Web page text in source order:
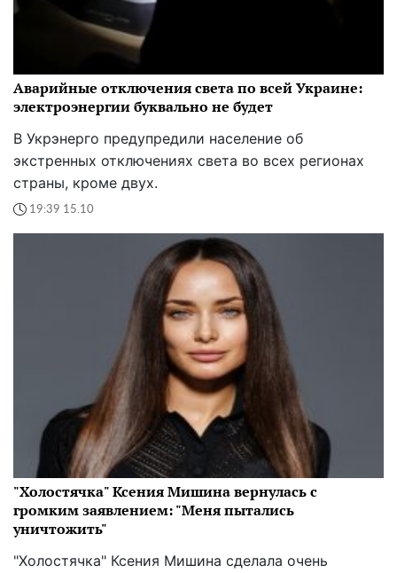
Аварийные отключения света по всей Украине:
электроэнергии буквально не будет
В Укрэнерго предупредили население об
экстренных отключениях света во всех регионах
страны, кроме двух.
19:39 15.10
"Холостячка" Ксения Мишина вернулась с
громким заявлением: "Меня пытались
уничтожить"
"Холостячка" Ксения Мишина сделала очень